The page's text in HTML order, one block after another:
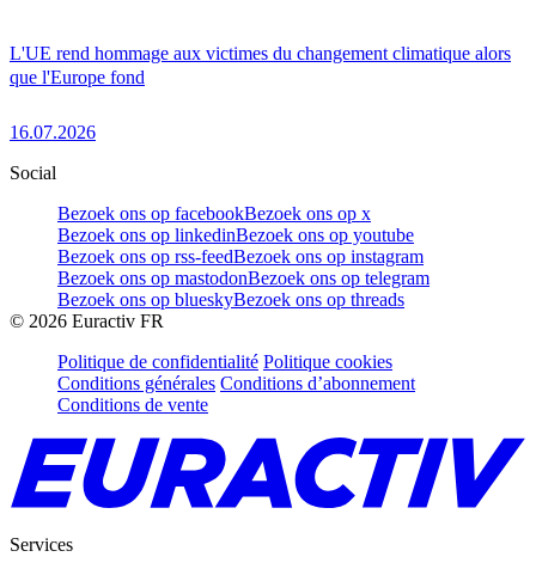
L'UE rend hommage aux victimes du changement climatique alors
que l'Europe fond
16.07.2026
Social
Bezoek ons op facebookBezoek ons op x
Bezoek ons op linkedinBezoek ons op youtube
Bezoek ons op rss-feedBezoek ons op instagram
Bezoek ons op mastodonBezoek ons op telegram
Bezoek ons op blueskyBezoek ons op threads
© 2026 Euractiv FR
Politique de confidentialité Politique cookies
Conditions générales Conditions d’abonnement
Conditions de vente
Services